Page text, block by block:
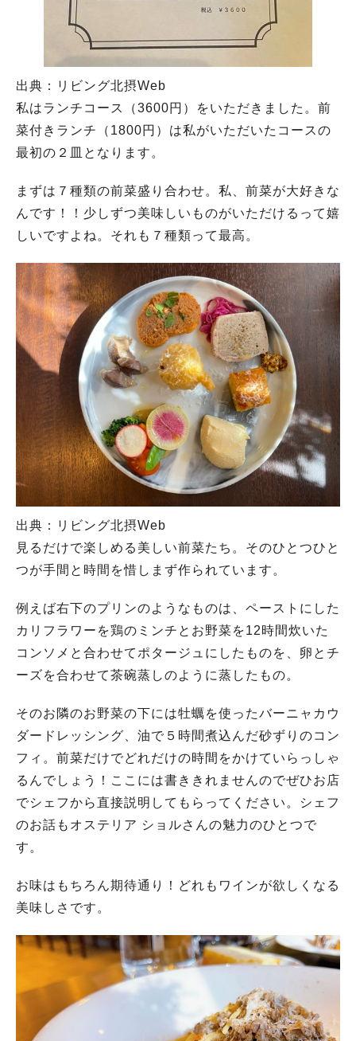
出典：リビング北摂Web
私はランチコース（3600円）をいただきました。前
菜付きランチ（1800円）は私がいただいたコースの
最初の２皿となります。
まずは７種類の前菜盛り合わせ。私、前菜が大好きな
んです！！少しずつ美味しいものがいただけるって嬉
しいですよね。それも７種類って最高。
出典：リビング北摂Web
見るだけで楽しめる美しい前菜たち。そのひとつひと
つが手間と時間を惜しまず作られています。
例えば右下のプリンのようなものは、ペーストにした
カリフラワーを鶏のミンチとお野菜を12時間炊いた
コンソメと合わせてポタージュにしたものを、卵とチ
ーズを合わせて茶碗蒸しのように蒸したもの。
そのお隣のお野菜の下には牡蠣を使ったバーニャカウ
ダードレッシング、油で５時間煮込んだ砂ずりのコン
フィ。前菜だけでどれだけの時間をかけていらっしゃ
るんでしょう！ここには書ききれませんのでぜひお店
でシェフから直接説明してもらってください。シェフ
のお話もオステリア ショルさんの魅力のひとつで
す。
お味はもちろん期待通り！どれもワインが欲しくなる
美味しさです。